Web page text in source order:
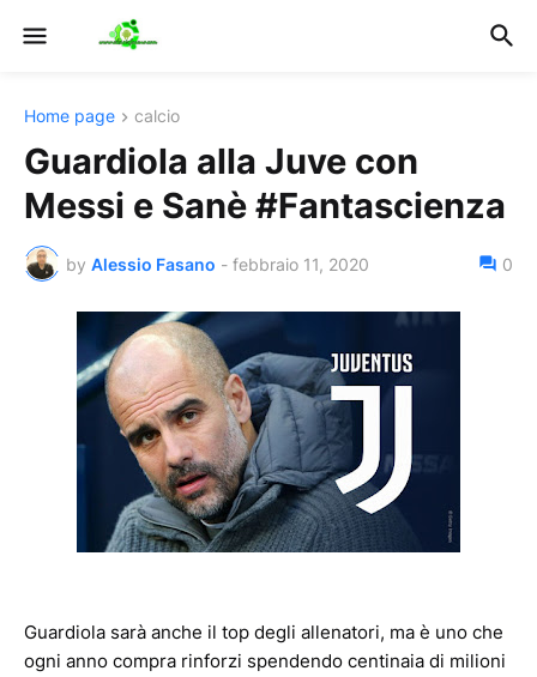
Home page calcio
Guardiola alla Juve con
Messi e Sanè #Fantascienza
by Alessio Fasano - febbraio 11, 2020 0
Guardiola sarà anche il top degli allenatori, ma è uno che
ogni anno compra rinforzi spendendo centinaia di milioni